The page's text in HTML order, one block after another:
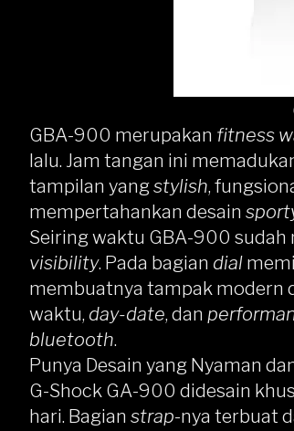
GBA-900 merupakan fitness
lalu. Jam tangan ini
tampilan yangstylish,
mempertahankan desain
Seiring waktu GBA-900 sudah
visibility. Pada bagian dial
membuatnya tampak modern
waktu, day-date, dan
bluetooth.
Punya Desain yang Nyaman
G-Shock GA-900 didesain
hari. Bagian strap-nya terbuat